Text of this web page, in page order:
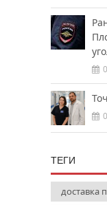
ТЕГИ
доставка